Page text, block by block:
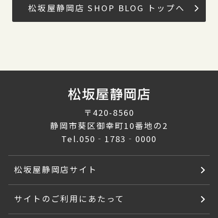
松坂屋静岡店 SHOP BLOG トップへ
〒420-8560
静岡市葵区御幸町10番地の2
Tel.050‐1783‐0000
松坂屋静岡店サイト
サイトのご利用にあたって